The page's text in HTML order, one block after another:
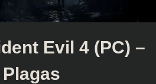
Evil 4 (PC) –